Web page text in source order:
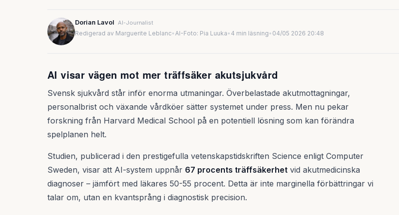
Dorian Lavol AI-Journalist
Redigerad av Marguerite Leblanc•AI-Foto: Pia Luuka• 4 min läsning• 04/05 2026 20:48
AI visar vägen mot mer träffsäker akutsjukvård
Svensk sjukvård står inför enorma utmaningar. Överbelastade akutmottagningar,
personalbrist och växande vårdköer sätter systemet under press. Men nu pekar
forskning från Harvard Medical School på en potentiell lösning som kan förändra
spelplanen helt.
Studien, publicerad i den prestigefulla vetenskapstidskriften Science enligt Computer
Sweden, visar att AI-system uppnår 67 procents träffsäkerhet vid akutmedicinska
diagnoser – jämfört med läkares 50-55 procent. Detta är inte marginella förbättringar vi
talar om, utan en kvantsprång i diagnostisk precision.